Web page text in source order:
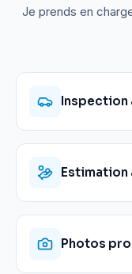
Je prends en
Inspection
Estimation
Photos